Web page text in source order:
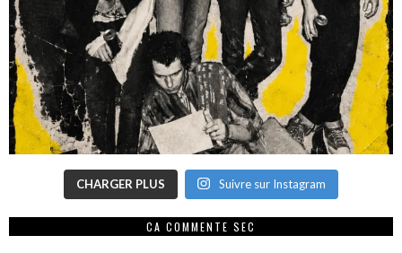
CHARGER PLUS Suivre sur Instagram
CA COMMENTE SEC